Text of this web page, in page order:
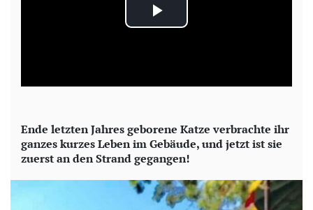
P
a
V
i
Ende letzten Jahres geborene Katze verbrachte ihr
ganzes kurzes Leben im Gebäude, und jetzt ist sie
zuerst an den Strand gegangen!